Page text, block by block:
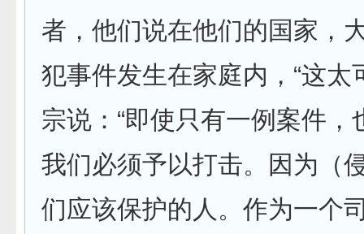
者，他们说在他们的国家，
犯事件发生在家庭内，“这太
宗说：“即使只有一例案件，
我们必须予以打击。因为（
们应该保护的人。作为一个